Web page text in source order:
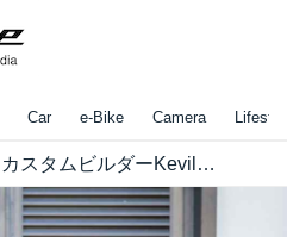
Car e-Bike Camera
英国カスタムビルダーKevils Speed Shop、また紹介しちゃった・・